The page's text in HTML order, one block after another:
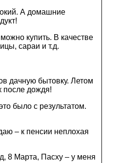
А домашние
купить. В качестве
сараи и т.д.
дачную бытовку. Летом
после дождя!
было с результатом.
– к пенсии неплохая
8 Марта, Пасху – у меня